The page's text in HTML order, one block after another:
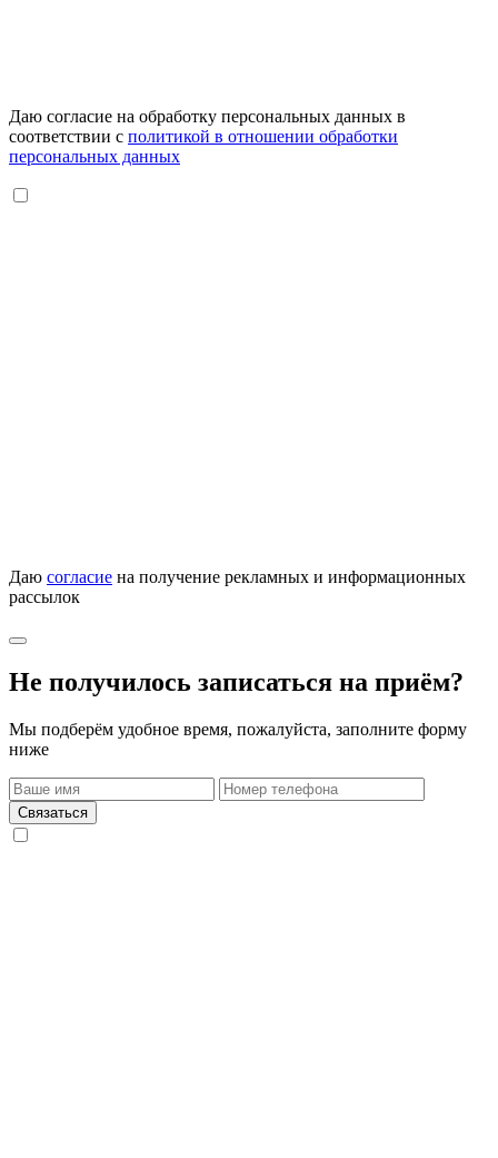
Даю согласие на обработку персональных данных в
соответствии с политикой в отношении обработки
персональных данных
Даю согласие на получение рекламных и информационных
рассылок
Не получилось записаться на приём?
Мы подберём удобное время, пожалуйста, заполните форму
ниже